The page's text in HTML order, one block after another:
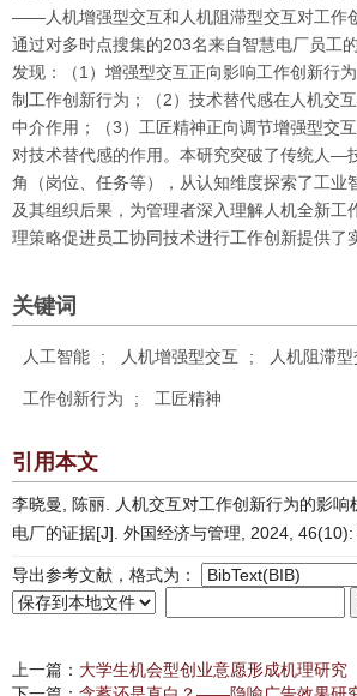
——人机增强型交互和人机阻滞型交互对工作
通过对多时点搜集的203名来自智慧电厂员工
发现：（1）增强型交互正向影响工作创新行
制工作创新行为；（2）技术替代感在人机交
中介作用；（3）工匠精神正向调节增强型交
对技术替代感的作用。本研究突破了传统人—
角（岗位、任务等），从认知维度探索了工业
及其组织后果，为管理者深入理解人机全新工
理策略促进员工协同技术进行工作创新提供了
关键词
人工智能 ; 人机增强型交互 ; 人机阻滞
工作创新行为 ; 工匠精神
引用本文
李晓曼, 陈丽. 人机交互对工作创新行为的影
电厂的证据[J]. 外国经济与管理, 2024, 46(10):
导出参考文献，格式为：
上一篇： 大学生机会型创业意愿形成机理研究